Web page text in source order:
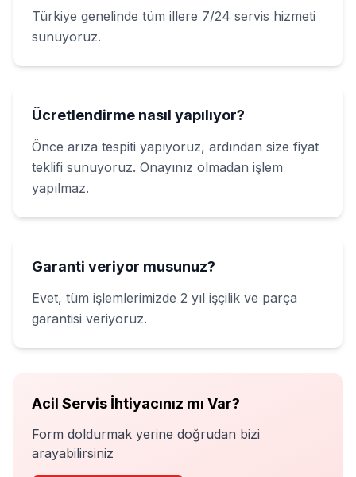
Türkiye genelinde tüm illere 7/24 servis hizmeti
sunuyoruz.
Ücretlendirme nasıl yapılıyor?
Önce arıza tespiti yapıyoruz, ardından size fiyat
teklifi sunuyoruz. Onayınız olmadan işlem
yapılmaz.
Garanti veriyor musunuz?
Evet, tüm işlemlerimizde 2 yıl işçilik ve parça
garantisi veriyoruz.
Acil Servis İhtiyacınız mı Var?
Form doldurmak yerine doğrudan bizi
arayabilirsiniz